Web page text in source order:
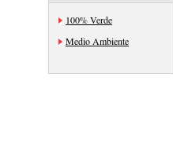
100% Verde
Medio Ambiente